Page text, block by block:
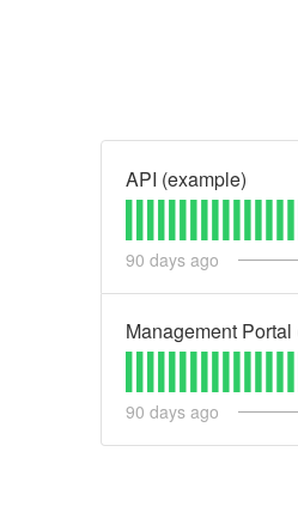
API (example)
90 days ago
Management
90 days ago